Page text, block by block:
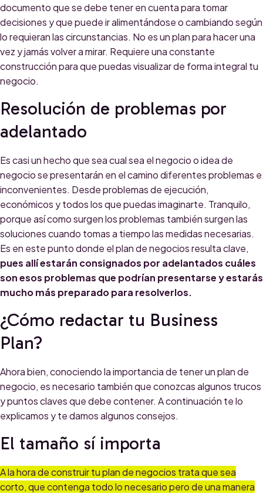
documento que se debe tener en cuenta para tomar
decisiones y que puede ir alimentándose o cambiando según
lo requieran las circunstancias. No es un plan para hacer una
vez y jamás volver a mirar. Requiere una constante
construcción para que puedas visualizar de forma integral tu
negocio.
Resolución de problemas por
adelantado
Es casi un hecho que sea cual sea el negocio o idea de
negocio se presentarán en el camino diferentes problemas e
inconvenientes. Desde problemas de ejecución,
económicos y todos los que puedas imaginarte. Tranquilo,
porque así como surgen los problemas también surgen las
soluciones cuando tomas a tiempo las medidas necesarias.
Es en este punto donde el plan de negocios resulta clave,
pues allí estarán consignados por adelantados cuáles
son esos problemas que podrían presentarse y estarás
mucho más preparado para resolverlos.
¿Cómo redactar tu Business
Plan?
Ahora bien, conociendo la importancia de tener un plan de
negocio, es necesario también que conozcas algunos trucos
y puntos claves que debe contener. A continuación te lo
explicamos y te damos algunos consejos.
El tamaño sí importa
A la hora de construir tu plan de negocios trata que sea
corto, que contenga todo lo necesario pero de una manera